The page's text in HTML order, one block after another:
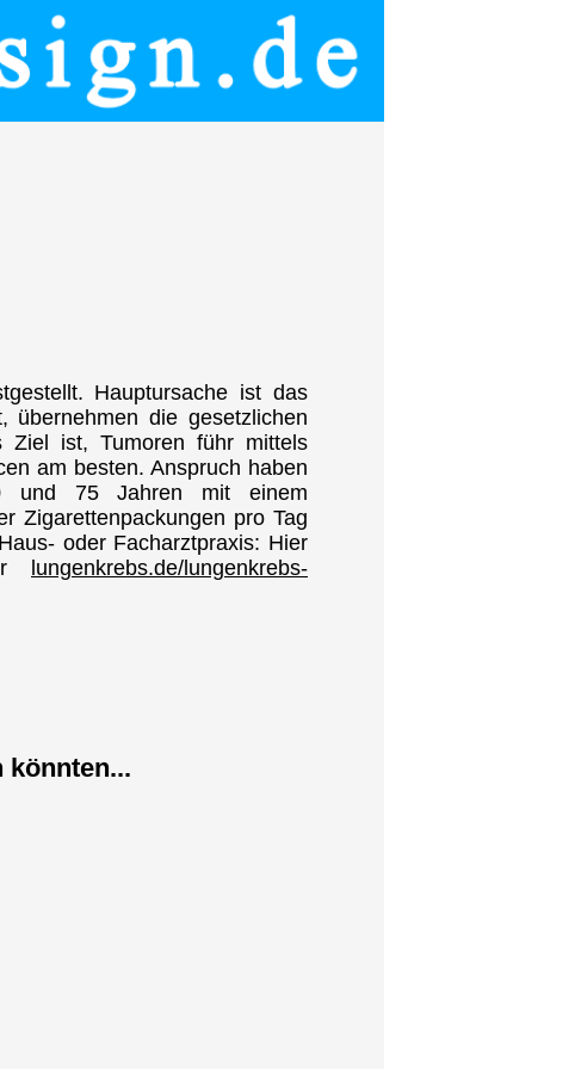
Hauptursache ist das
die gesetzlichen
Ziel ist, Tumoren führ mittels
am besten. Anspruch haben
und 75 Jahren mit einem
Zigarettenpackungen pro Tag
oder Facharztpraxis: Hier
lungenkrebs.de/lungenkrebs-
könnten...